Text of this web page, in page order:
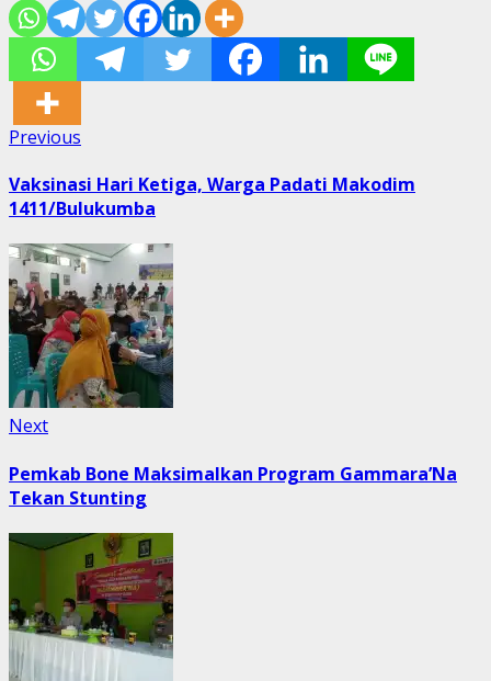
Post
navigation
Previous
Vaksinasi Hari Ketiga, Warga Padati Makodim
1411/Bulukumba
NextNext
Pemkab Bone Maksimalkan Program Gammara’Na
Tekan Stunting